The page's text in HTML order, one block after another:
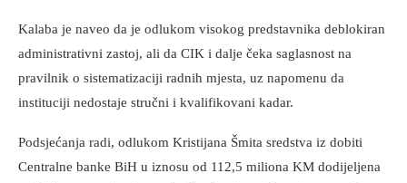
Kalaba je naveo da je odlukom visokog predstavnika deblokiran
administrativni zastoj, ali da CIK i dalje čeka saglasnost na
pravilnik o sistematizaciji radnih mjesta, uz napomenu da
instituciji nedostaje stručni i kvalifikovani kadar.
Podsjećanja radi, odlukom Kristijana Šmita sredstva iz dobiti
Centralne banke BiH u iznosu od 112,5 miliona KM dodijeljena